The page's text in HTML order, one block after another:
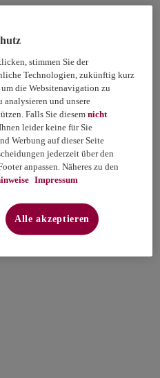
stimmen Sie der
Technologien, zukünftig kurz
die Websitenavigation zu
analysieren und unsere
Falls Sie diesemnicht
leider keine für Sie
Werbung auf dieser Seite
jederzeit über den
anpassen. Näheres zu den
Impressum
Alle akzeptieren